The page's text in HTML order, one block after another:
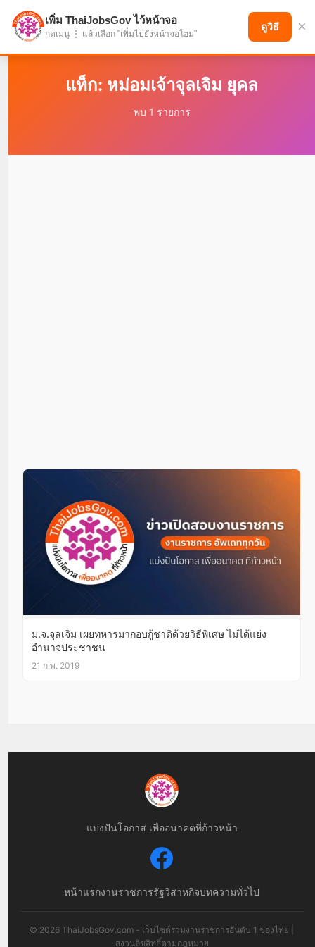
แบ่งปันโอกาส เพื่ออนาคตที่ก้าวหน้า
แท็ก: หม่อมเจ้าจุลเจิม ยุคล
พบ 1 รายการ
ม.จ.จุลเจิม เผยทหารมากอบกู้ชาติด้วยวิธีพิเศษ ไม่ได้แย่ง
อำนาจประชาชน
21 ก.พ. 2019
แบ่งปันโอกาส เพื่ออนาคตที่ก้าวหน้า
หน้าแรกงานราชการรัฐวิสาหกิจบทความทั่วไป
© 2026 ThaiJobsGov.com - เว็บไซต์รวมงานราชการอันดับ 1 ของไทย |
สงวนลิขสิทธิ์ตามกฎหมาย
เพิ่ม ThaiJobsGov ไว้หน้าจอ
กดเมนู ⋮ แล้วเลือก "เพิ่มไปยังหน้าจอโฮม"
ดูวิธี ×